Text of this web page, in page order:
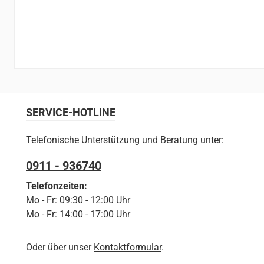
SERVICE-HOTLINE
Telefonische Unterstützung und Beratung unter:
0911 - 936740
Telefonzeiten:
Mo - Fr: 09:30 - 12:00 Uhr
Mo - Fr: 14:00 - 17:00 Uhr
Oder über unser Kontaktformular.